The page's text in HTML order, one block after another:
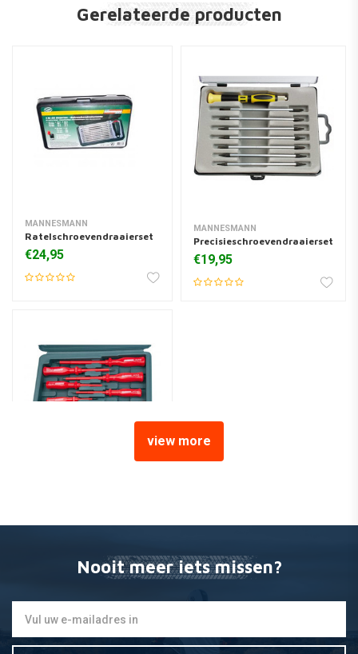
Gerelateerde producten
MANNESMANN
Ratelschroevendraaierset
€24,95
MANNESMANN
Precisieschroevendraaierset
€19,95
view more
Nooit meer iets missen?